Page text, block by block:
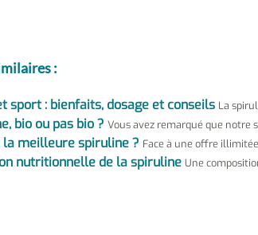
:
sport : bienfaits, dosage et conseils La
bio ou pas bio ? Vous avez remarqué que notre
la meilleure spiruline ? Face à une offre
nutritionnelle de la spiruline Une